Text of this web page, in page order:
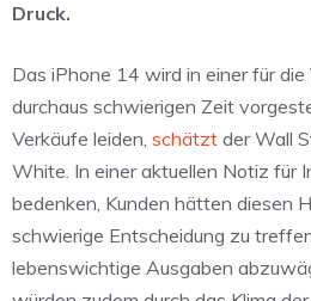
Druck.
Das iPhone 14 wird in einer für
durchaus schwierigen Zeit
Verkäufe leiden, schätzt der Wall
White. In einer aktuellen Notiz für
bedenken, Kunden hätten diesen
schwierige Entscheidung zu
lebenswichtige Ausgaben